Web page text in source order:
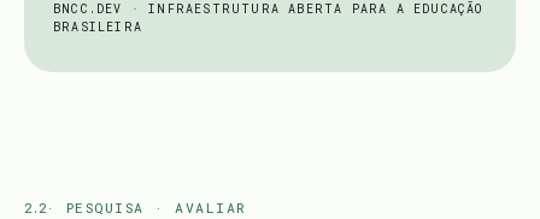
BNCC.DEV · INFRAESTRUTURA ABERTA PARA A EDUCAÇÃO
BRASILEIRA
2.2· PESQUISA · AVALIAR